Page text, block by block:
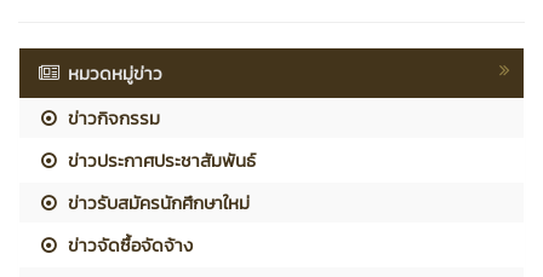
หมวดหมู่ข่าว
ข่าวกิจกรรม
ข่าวประกาศประชาสัมพันธ์
ข่าวรับสมัครนักศึกษาใหม่
ข่าวจัดซื้อจัดจ้าง